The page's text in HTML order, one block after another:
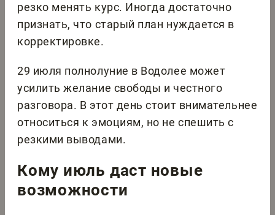
резко менять курс. Иногда достаточно
признать, что старый план нуждается в
корректировке.
29 июля полнолуние в Водолее может
усилить желание свободы и честного
разговора. В этот день стоит внимательнее
относиться к эмоциям, но не спешить с
резкими выводами.
Кому июль даст новые
возможности